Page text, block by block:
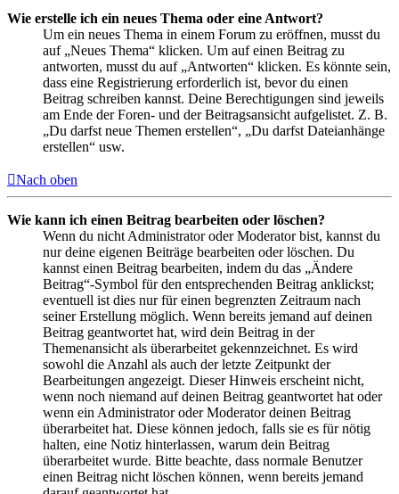
Wie erstelle ich ein neues Thema oder eine Antwort?
Um ein neues Thema in einem Forum zu eröffnen, musst du
auf „Neues Thema“ klicken. Um auf einen Beitrag zu
antworten, musst du auf „Antworten“ klicken. Es könnte sein,
dass eine Registrierung erforderlich ist, bevor du einen
Beitrag schreiben kannst. Deine Berechtigungen sind jeweils
am Ende der Foren- und der Beitragsansicht aufgelistet. Z. B.
„Du darfst neue Themen erstellen“, „Du darfst Dateianhänge
erstellen“ usw.
Nach oben
Wie kann ich einen Beitrag bearbeiten oder löschen?
Wenn du nicht Administrator oder Moderator bist, kannst du
nur deine eigenen Beiträge bearbeiten oder löschen. Du
kannst einen Beitrag bearbeiten, indem du das „Ändere
Beitrag“-Symbol für den entsprechenden Beitrag anklickst;
eventuell ist dies nur für einen begrenzten Zeitraum nach
seiner Erstellung möglich. Wenn bereits jemand auf deinen
Beitrag geantwortet hat, wird dein Beitrag in der
Themenansicht als überarbeitet gekennzeichnet. Es wird
sowohl die Anzahl als auch der letzte Zeitpunkt der
Bearbeitungen angezeigt. Dieser Hinweis erscheint nicht,
wenn noch niemand auf deinen Beitrag geantwortet hat oder
wenn ein Administrator oder Moderator deinen Beitrag
überarbeitet hat. Diese können jedoch, falls sie es für nötig
halten, eine Notiz hinterlassen, warum dein Beitrag
überarbeitet wurde. Bitte beachte, dass normale Benutzer
einen Beitrag nicht löschen können, wenn bereits jemand